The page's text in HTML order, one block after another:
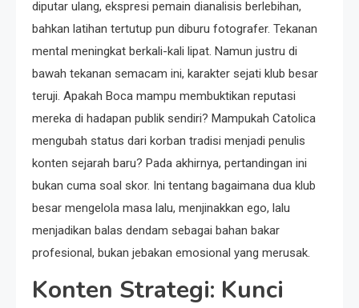
diputar ulang, ekspresi pemain dianalisis berlebihan,
bahkan latihan tertutup pun diburu fotografer. Tekanan
mental meningkat berkali-kali lipat. Namun justru di
bawah tekanan semacam ini, karakter sejati klub besar
teruji. Apakah Boca mampu membuktikan reputasi
mereka di hadapan publik sendiri? Mampukah Catolica
mengubah status dari korban tradisi menjadi penulis
konten sejarah baru? Pada akhirnya, pertandingan ini
bukan cuma soal skor. Ini tentang bagaimana dua klub
besar mengelola masa lalu, menjinakkan ego, lalu
menjadikan balas dendam sebagai bahan bakar
profesional, bukan jebakan emosional yang merusak.
Konten Strategi: Kunci